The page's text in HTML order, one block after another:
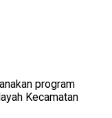
program
Kecamatan